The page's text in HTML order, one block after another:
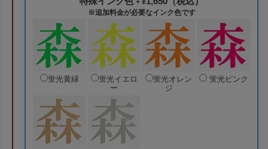
+ ¥
※追加料金が必要なインク色です
蛍光黄緑
蛍光イエロ
ー
蛍光オレン
ジ
蛍光ピンク